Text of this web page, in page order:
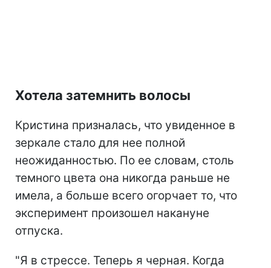
Хотела затемнить волосы
Кристина призналась, что увиденное в
зеркале стало для нее полной
неожиданностью. По ее словам, столь
темного цвета она никогда раньше не
имела, а больше всего огорчает то, что
эксперимент произошел накануне
отпуска.
"Я в стрессе. Теперь я черная. Когда